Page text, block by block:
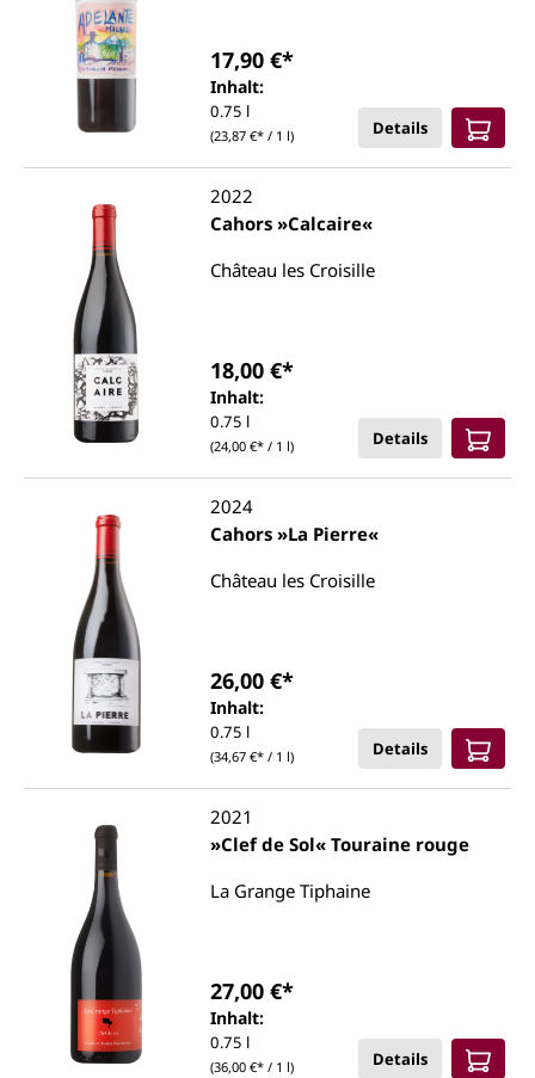
Inhalt:
0.75 l
(23,87 €* / 1 l)
17,90 €*
Details
2022
Cahors »Calcaire«
Château les Croisille
Inhalt:
0.75 l
(24,00 €* / 1 l)
18,00 €*
Details
2024
Cahors »La Pierre«
Château les Croisille
Inhalt:
0.75 l
(34,67 €* / 1 l)
26,00 €*
Details
2021
»Clef de Sol« Touraine rouge
La Grange Tiphaine
Inhalt:
0.75 l
(36,00 €* / 1 l)
27,00 €*
Details